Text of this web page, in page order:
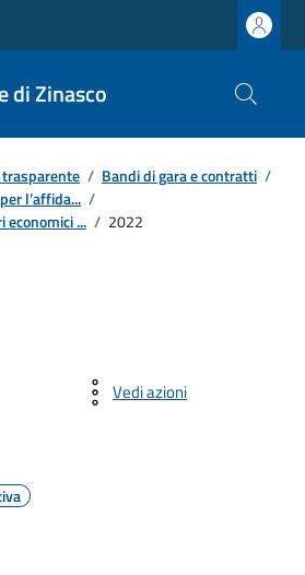
di Zinasco
/ Bandi di gara e contratti /
l’affida... /
... / 2022
Vedi azioni